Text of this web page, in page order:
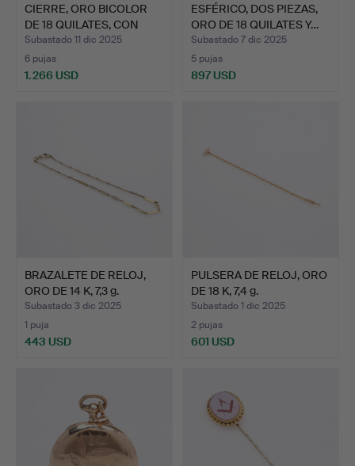
CIERRE, ORO BICOLOR
DE 18 QUILATES, CON
DO…
Subastado 11 dic 2025
6 pujas
1.266 USD
ESFÉRICO, DOS PIEZAS,
ORO DE 18 QUILATES Y…
Subastado 7 dic 2025
5 pujas
897 USD
BRAZALETE DE RELOJ,
ORO DE 14 K, 7,3 g.
Subastado 3 dic 2025
1 puja
443 USD
PULSERA DE RELOJ, ORO
DE 18 K, 7,4 g.
Subastado 1 dic 2025
2 pujas
601 USD